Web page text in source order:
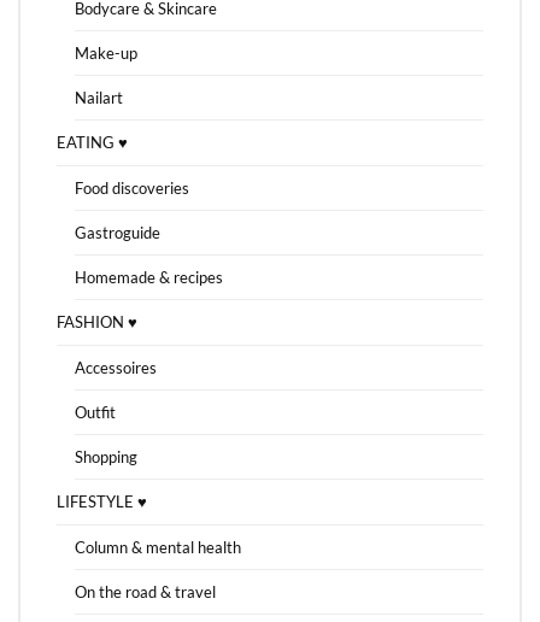
Bodycare & Skincare
Make-up
Nailart
EATING ♥
Food discoveries
Gastroguide
Homemade & recipes
FASHION ♥
Accessoires
Outfit
Shopping
LIFESTYLE ♥
Column & mental health
On the road & travel